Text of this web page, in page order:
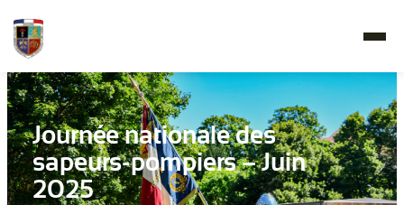
Journée nationale des
sapeurs-pompiers – Juin
2025